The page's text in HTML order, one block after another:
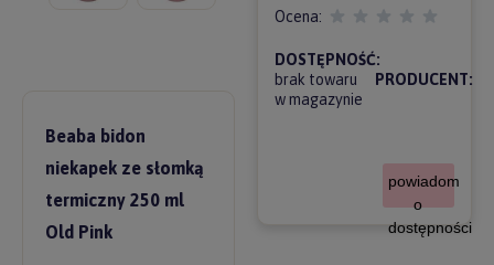
Beaba bidon
niekapek ze słomką
termiczny 250 ml
Old Pink
Ocena:
DOSTĘPNOŚĆ:
brak towaru
w magazynie
PRODUCENT:
powiadom
o
dostępności